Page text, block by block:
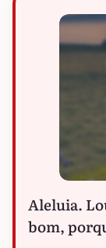
Aleluia.
bom,